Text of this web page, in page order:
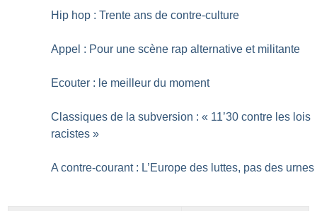
Hip hop : Trente ans de contre-culture
Appel : Pour une scène rap alternative et militante
Ecouter : le meilleur du moment
Classiques de la subversion : « 11’30 contre les lois
racistes »
A contre-courant : L’Europe des luttes, pas des urnes